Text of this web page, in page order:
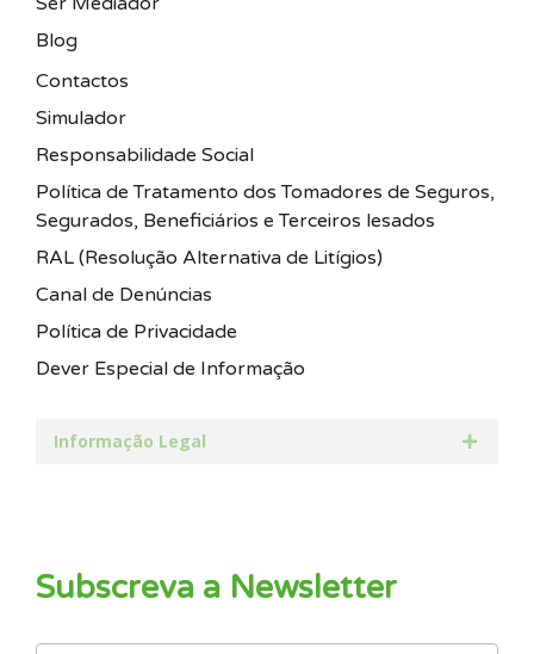
Blog
Contactos
Simulador
Responsabilidade Social
Política de Tratamento dos Tomadores de Seguros,
Segurados, Beneficiários e Terceiros lesados
RAL (Resolução Alternativa de Litígios)
Canal de Denúncias
Política de Privacidade
Dever Especial de Informação
Informação Legal
Subscreva a Newsletter